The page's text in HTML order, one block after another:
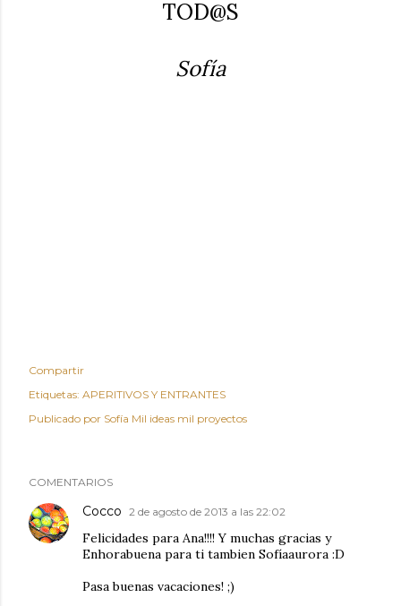
TOD@S
Sofía
Compartir
Etiquetas: APERITIVOS Y ENTRANTES
Publicado por Sofía Mil ideas mil proyectos
COMENTARIOS
Cocco 2 de agosto de 2013 a las 22:02
Felicidades para Ana!!!! Y muchas gracias y
Enhorabuena para ti tambien Sofíaaurora :D
Pasa buenas vacaciones! ;)